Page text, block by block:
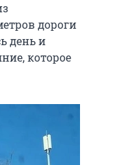
дороги
день и
которое